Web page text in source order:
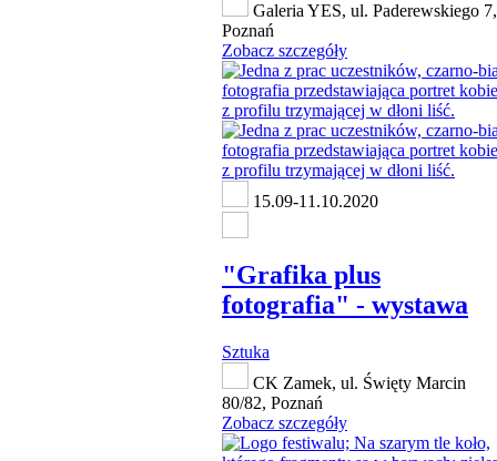
Galeria YES, ul. Paderewskiego 7,
Poznań
Zobacz szczegóły
15.09-11.10.2020
"Grafika plus
fotografia" - wystawa
Sztuka
CK Zamek, ul. Święty Marcin
80/82, Poznań
Zobacz szczegóły